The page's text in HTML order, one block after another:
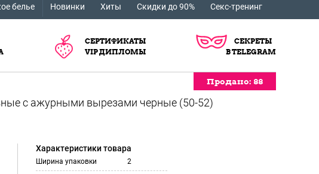
белье Новинки Хиты Скидки до 90% Секс-тренинг
СЕРТИФИКАТЫ
VIP ДИПЛОМЫ
СЕКРЕТЫ
В TELEGRAM
Продано: 88
Продано: 88
Продано: 88
Продано: 88
Продано: 88
Продано: 88
Продано: 88
Продано: 88
Продано: 88
Продано: 88
Продано: 88
Характеристики товара
Ширина упаковки 2